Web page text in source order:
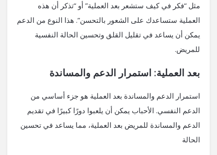
مثل “فكر في كيف ستشعر بعد العملية” أو “تذكر أن هذه
العملية ستساعدك على الشعور بالتحسن”. هذا النوع من الدعم
يمكن أن يساعد في تقليل القلق وتحسين الحالة النفسية
للمريض.
بعد العملية: استمرار الدعم والمساندة
استمرار الدعم والمساندة بعد العملية هو جزء أساسي من
الدعم النفسي. الأحباب يمكن أن يلعبوا دورًا كبيرًا في تقديم
الدعم والمساندة للمريض بعد العملية، مما يساعد في تحسين
الحالة